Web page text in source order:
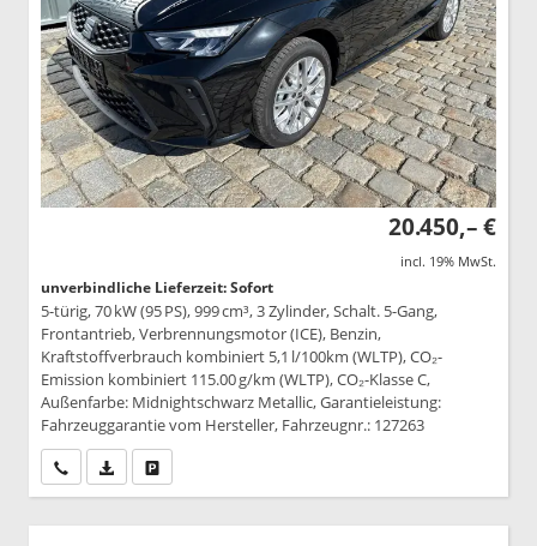
20.450,– €
incl. 19% MwSt.
unverbindliche Lieferzeit: Sofort
5-türig, 70 kW (95 PS), 999 cm³, 3 Zylinder, Schalt. 5-Gang,
Frontantrieb, Verbrennungsmotor (ICE), Benzin,
Kraftstoffverbrauch kombiniert 5,1 l/100km (WLTP), CO₂-
Emission kombiniert 115.00 g/km (WLTP), CO₂-Klasse C,
Außenfarbe: Midnightschwarz Metallic, Garantieleistung:
Fahrzeuggarantie vom Hersteller, Fahrzeugnr.: 127263
Wir rufen Sie anPDF-Datei, Fahrzeugexposé drucken